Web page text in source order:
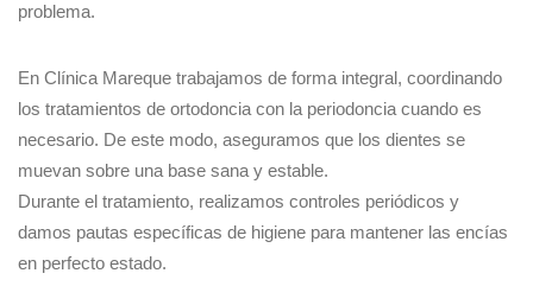
problema.
En Clínica Mareque trabajamos de forma integral, coordinando
los tratamientos de ortodoncia con la periodoncia cuando es
necesario. De este modo, aseguramos que los dientes se
muevan sobre una base sana y estable.
Durante el tratamiento, realizamos controles periódicos y
damos pautas específicas de higiene para mantener las encías
en perfecto estado.